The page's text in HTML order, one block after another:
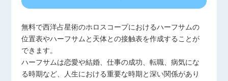
無料で西洋占星術のホロスコープにおけるハーフサムの
位置表やハーフサムと天体との接触表を作成することが
できます。
ハーフサムは恋愛や結婚、仕事の成功、転職、病気にな
る時期など、人生における重要な時期と深い関係があり